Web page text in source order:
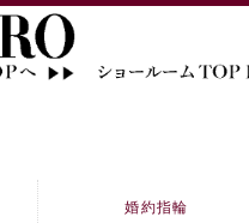
婚約指輪